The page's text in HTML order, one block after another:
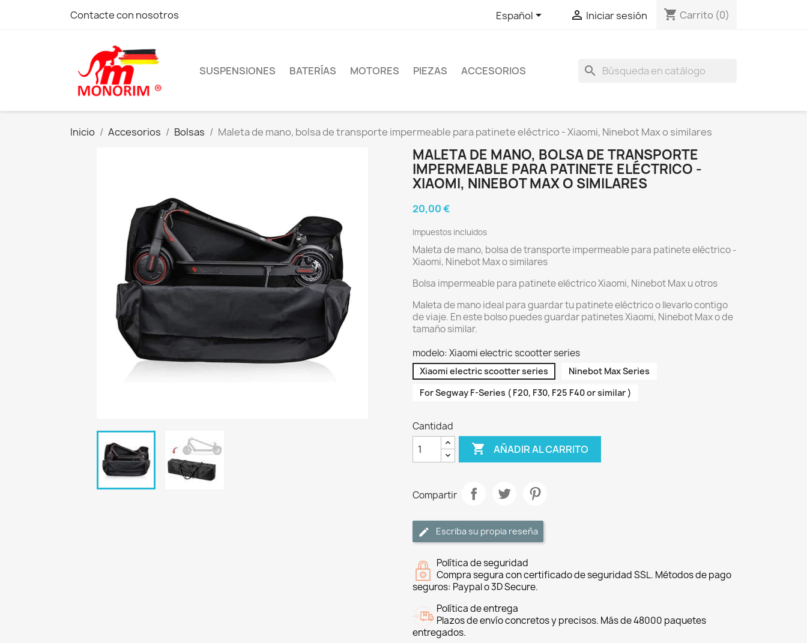
Contacte con nosotros Español  Iniciar sesión shopping_cart Carrito (0)
SUSPENSIONES BATERÍAS MOTORES PIEZAS ACCESORIOS search
Inicio Accesorios Bolsas Maleta de mano, bolsa de transporte impermeable para patinete eléctrico - Xiaomi, Ninebot Max o similares
MALETA DE MANO, BOLSA DE TRANSPORTE
IMPERMEABLE PARA PATINETE ELÉCTRICO -
XIAOMI, NINEBOT MAX O SIMILARES
20,00 €
Impuestos incluidos
Maleta de mano, bolsa de transporte impermeable para patinete eléctrico -
Xiaomi, Ninebot Max o similares
Bolsa impermeable para patinete eléctrico Xiaomi, Ninebot Max u otros
Maleta de mano ideal para guardar tu patinete eléctrico o llevarlo contigo
de viaje. En este bolso puedes guardar patinetes Xiaomi, Ninebot Max o de
tamaño similar.
modelo: Xiaomi electric scootter series
Xiaomi electric scootter series
Ninebot Max Series
For Segway F-Series ( F20, F30, F25 F40 or similar )
Cantidad
 AÑADIR AL CARRITO
Compartir
Escriba su propia reseña
Política de seguridad
Compra segura con certificado de seguridad SSL. Métodos de pago
seguros: Paypal o 3D Secure.
Política de entrega
Plazos de envío concretos y precisos. Más de 48000 paquetes
entregados.